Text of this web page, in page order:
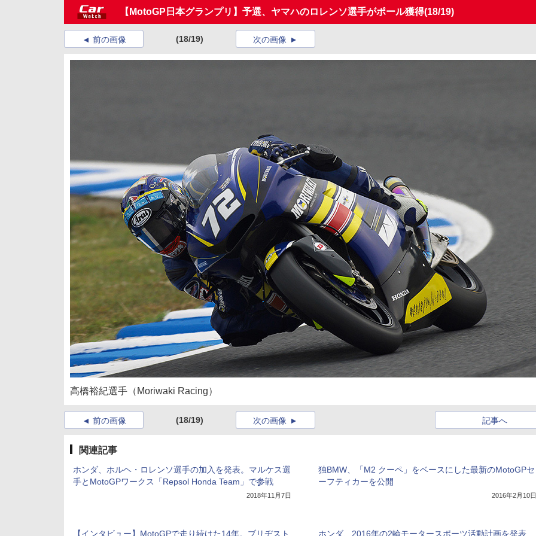
【MotoGP日本グランプリ】予選、ヤマハのロレンソ選手がポール獲得(18/19)
前の画像 (18/19) 次の画像
高橋裕紀選手（Moriwaki Racing）
前の画像 (18/19) 記事へ
次の画像
関連記事
ホンダ、ホルヘ・ロレンソ選手の加入を発表。マルケス選
手とMotoGPワークス「Repsol Honda Team」で参戦
2018年11月7日
独BMW、「M2 クーペ」をベースにした最新のMotoGPセ
ーフティカーを公開
2016年2月10日
【インタビュー】MotoGPで走り続けた14年。ブリヂスト ホンダ、2016年の2輪モータースポーツ活動計画を発表